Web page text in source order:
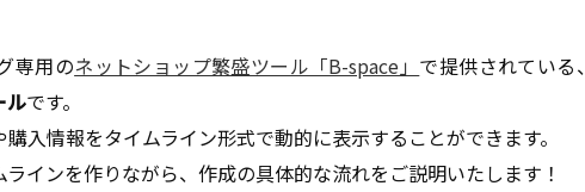
専用のネットショップ繁盛ツール「B-space」 で提供されている、
ルです。
入情報をタイムライン形式で動的に表示することができます。
インを作りながら、作成の具体的な流れをご説明いたします！